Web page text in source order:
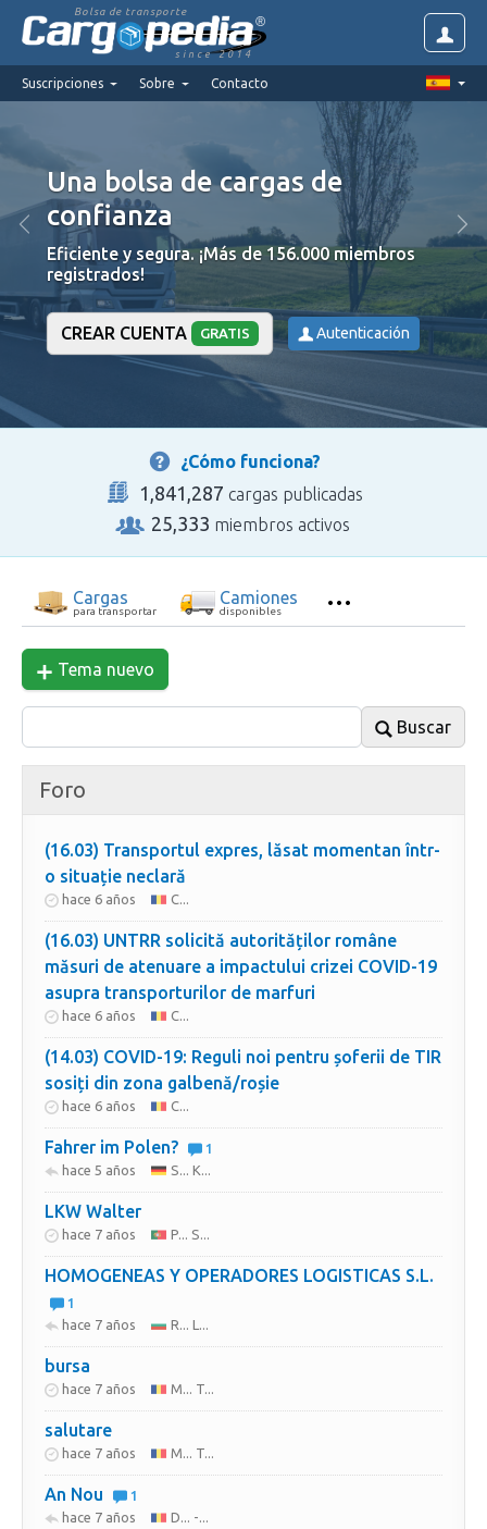
Bolsa de transporte
since 2014
Suscripciones Sobre Contacto
Una bolsa de cargas de
confianza
Eficiente y segura. ¡Más de 156.000 miembros
registrados!
CREAR CUENTA GRATIS Autenticación
¿Cómo funciona?
1,841,287 cargas publicadas
25,333 miembros activos
Cargas
para transportar
Camiones
disponibles
Tema nuevo
Buscar
Foro
(16.03) Transportul expres, lăsat momentan într-
o situație neclară
hace 6 años C...
(16.03) UNTRR solicită autorităților române
măsuri de atenuare a impactului crizei COVID-19
asupra transporturilor de marfuri
hace 6 años C...
(14.03) COVID-19: Reguli noi pentru șoferii de TIR
sosiți din zona galbenă/roșie
hace 6 años C...
Fahrer im Polen?
1
hace 5 años
S... K...
LKW Walter
hace 7 años P... S...
HOMOGENEAS Y OPERADORES LOGISTICAS S.L.
1
hace 7 años
R... L...
bursa
hace 7 años M... T...
salutare
hace 7 años M... T...
An Nou
1
hace 7 años
D... -...